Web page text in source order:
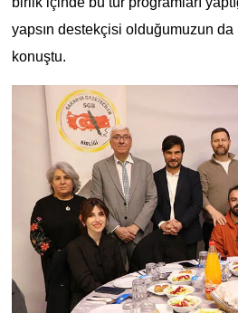
yapsın destekçisi olduğumuzun
konuştu.